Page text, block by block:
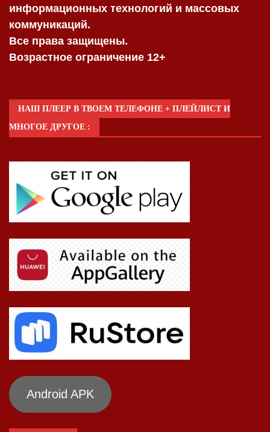
информационных технологий и массовых
коммуникаций.
Все права защищены.
Возрастное ограничение 12+
НАШ ПЛЕЕР В ТВОЕМ ТЕЛЕФОНЕ + ПЛЕЙЛИСТ И
МНОГОЕ ДРУГОЕ :
Android APK